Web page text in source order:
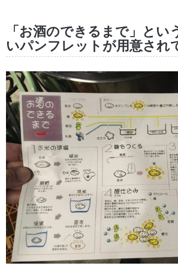
「お酒のできるまで」とい
いパンフレットが用意され